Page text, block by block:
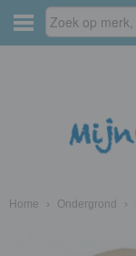
Home › Ondergrond ›